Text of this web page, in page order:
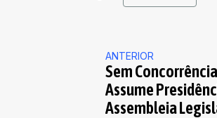
ANTERIOR
Sem
Assume
Assembleia